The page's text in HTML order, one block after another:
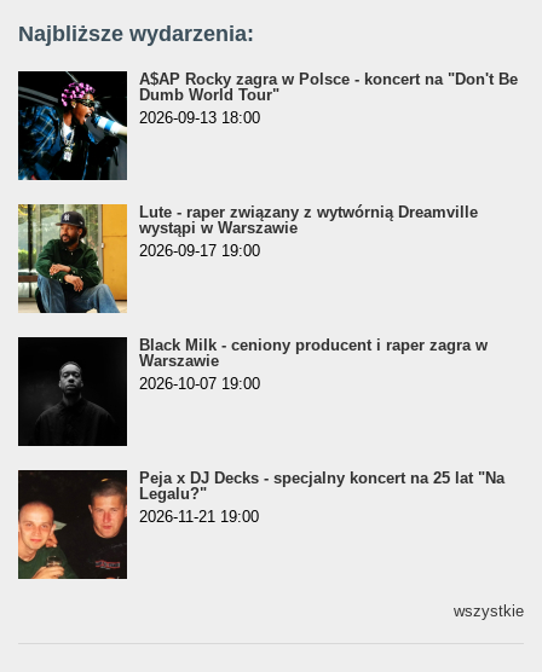
Najbliższe wydarzenia:
A$AP Rocky zagra w Polsce - koncert na "Don't Be
Dumb World Tour"
2026-09-13 18:00
Lute - raper związany z wytwórnią Dreamville
wystąpi w Warszawie
2026-09-17 19:00
Black Milk - ceniony producent i raper zagra w
Warszawie
2026-10-07 19:00
Peja x DJ Decks - specjalny koncert na 25 lat "Na
Legalu?"
2026-11-21 19:00
wszystkie